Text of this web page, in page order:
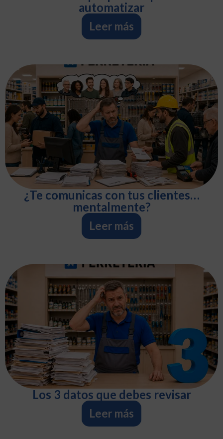
automatizar
Leer más
¿Te comunicas con tus clientes…
mentalmente?
Leer más
Los 3 datos que debes revisar
Leer más